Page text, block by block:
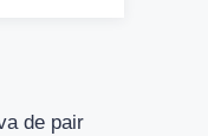
de pair